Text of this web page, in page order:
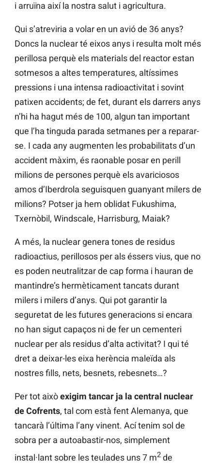
i arruïna així la nostra salut i agricultura.
Qui s’atreviria a volar en un avió de 36 anys?
Doncs la nuclear té eixos anys i resulta molt més
perillosa perquè els materials del reactor estan
sotmesos a altes temperatures, altíssimes
pressions i una intensa radioactivitat i sovint
patixen accidents; de fet, durant els darrers anys
n’hi ha hagut més de 100, algun tan important
que l’ha tinguda parada setmanes per a reparar-
se. I cada any augmenten les probabilitats d’un
accident màxim, és raonable posar en perill
milions de persones perquè els avariciosos
amos d’Iberdrola seguisquen guanyant milers de
milions? Potser ja hem oblidat Fukushima,
Txernòbil, Windscale, Harrisburg, Maiak?
A més, la nuclear genera tones de residus
radioactius, perillosos per als éssers vius, que no
es poden neutralitzar de cap forma i hauran de
mantindre’s hermèticament tancats durant
milers i milers d’anys. Qui pot garantir la
seguretat de les futures generacions si encara
no han sigut capaços ni de fer un cementeri
nuclear per als residus d’alta activitat? I qui té
dret a deixar-les eixa herència maleïda als
nostres fills, nets, besnets, rebesnets…?
Per tot aixòexigim tancar ja la central nuclear
de Cofrents, tal com està fent Alemanya, que
tancarà l’última l’any vinent. Ací tenim sol de
sobra per a autoabastir-nos, simplement
instal·lant sobre les teulades uns 7 m2 de